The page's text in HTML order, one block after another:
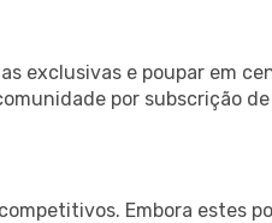
exclusivas e poupar em
por subscrição
Embora estes